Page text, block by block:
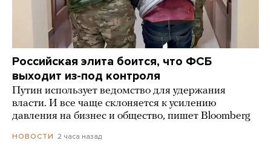
Российская элита боится, что ФСБ
выходит из-под контроля
Путин использует ведомство для удержания
власти. И все чаще склоняется к усилению
давления на бизнес и общество, пишет Bloomberg
НОВОСТИ 2 часа назад